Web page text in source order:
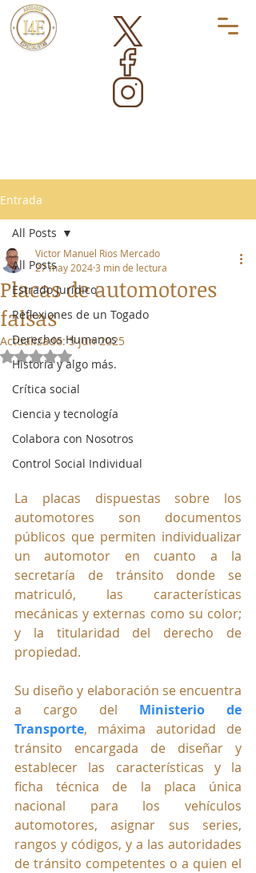
Entrada
All Posts
Estrado Jurídico
Reflexiones de un Togado
Derechos Humanos
Historia y algo más.
Crítica social
Ciencia y tecnología
Colabora con Nosotros
Control Social Individual
All Posts
Placas de automotores
falsas
Victor Manuel Rios Mercado
27 may 20243 min de lectura
Actualizado:5 jun 2025
Obtuvo NaN de 5 estrellas.
La placas dispuestas sobre los
automotores son documentos
públicos que permiten individualizar
un automotor en cuanto a la
secretaría de tránsito donde se
matriculó, las características
mecánicas y externas como su color;
y la titularidad del derecho de
propiedad.
Su diseño y elaboración se encuentra
a cargo del Ministerio de
Transporte, máxima autoridad de
tránsito encargada de diseñar y
establecer las características y la
ficha técnica de la placa única
nacional para los vehículos
automotores, asignar sus series,
rangos y códigos, y a las autoridades
de tránsito competentes o a quien el